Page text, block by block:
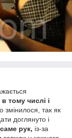
тому числі і
змінилося, так як
доглянуто і
саме рук, із-за